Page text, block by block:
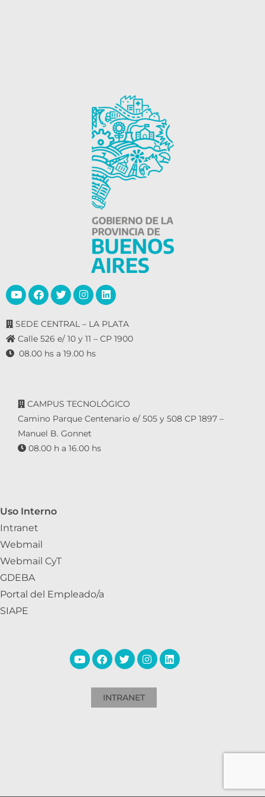
SEDE CENTRAL – LA PLATA
Calle 526 e/ 10 y 11 – CP 1900
08.00 hs a 19.00 hs
CAMPUS TECNOLÓGICO
Camino Parque Centenario e/ 505 y 508 CP 1897 –
Manuel B. Gonnet
08.00 h a 16.00 hs
Uso Interno
Intranet
Webmail
Webmail CyT
GDEBA
Portal del Empleado/a
SIAPE
INTRANET